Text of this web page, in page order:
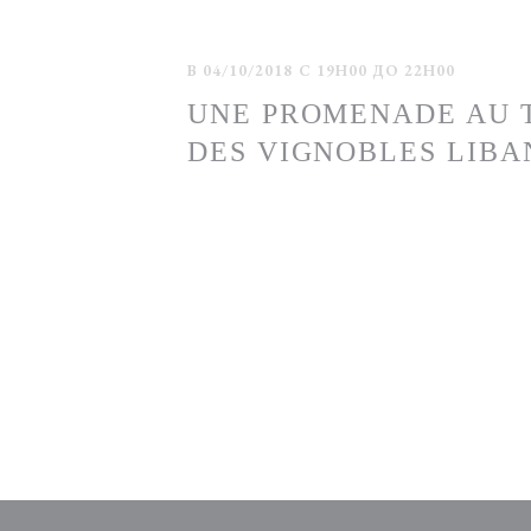
В 04/10/2018 С 19H00 ДО 22H00
UNE PROMENADE AU
DES VIGNOBLES